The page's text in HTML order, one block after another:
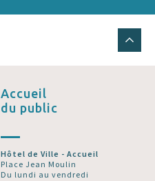
Accueil
du public
Hôtel de Ville - Accueil
Place Jean Moulin
Du lundi au vendredi